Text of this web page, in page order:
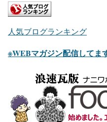
人気ブログランキング
※WEBマガジン配信してま